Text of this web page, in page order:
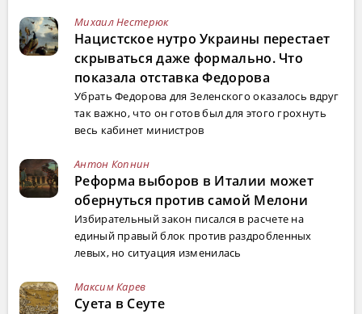
Михаил Нестерюк
Нацистское нутро Украины перестает
скрываться даже формально. Что
показала отставка Федорова
Убрать Федорова для Зеленского оказалось вдруг
так важно, что он готов был для этого грохнуть
весь кабинет министров
Антон Копнин
Реформа выборов в Италии может
обернуться против самой Мелони
Избирательный закон писался в расчете на
единый правый блок против раздробленных
левых, но ситуация изменилась
Максим Карев
Суета в Сеуте